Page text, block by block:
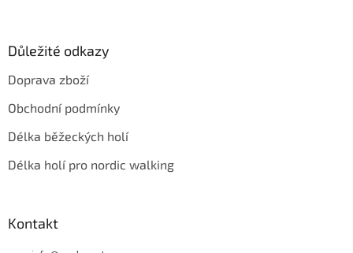
Důležité odkazy
Doprava zboží
Obchodní podmínky
Délka běžeckých holí
Délka holí pro nordic walking
Kontakt